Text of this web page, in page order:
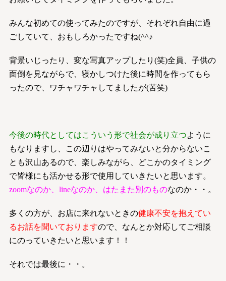
みんな初めての使ってみたのですが、それぞれ自由に過
ごしていて、おもしろかったですね(^^♪
背景いじったり、変な写真アップしたり(笑)全員、子供の
面倒を見ながらで、寝かしつけた後に時間を作ってもら
ったので、ワチャワチャしてましたが(苦笑)
今後の時代としてはこういう形で社会が成り立つように
もなりますし、この辺りはやってみないと分からないこ
とも沢山あるので、楽しみながら、どこかのタイミング
で皆様にも活かせる形で使用していきたいと思います。
zoomなのか、lineなのか、はたまた別のものなのか・・。
多くの方が、お店に来れないときの健康不安を抱えてい
るお話を聞いておりますので、なんとか対応してご相談
にのっていきたいと思います！！
それでは最後に・・。